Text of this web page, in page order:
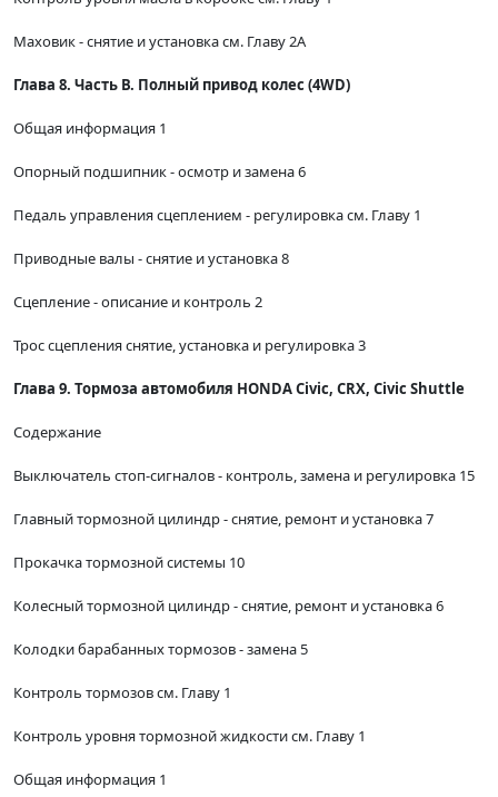
Маховик - снятие и установка см. Главу 2А
Глава 8. Часть В. Полный привод колес (4WD)
Общая информация 1
Опорный подшипник - осмотр и замена 6
Педаль управления сцеплением - регулировка см. Главу 1
Приводные валы - снятие и установка 8
Сцепление - описание и контроль 2
Трос сцепления снятие, установка и регулировка 3
Глава 9. Тормоза автомобиля HONDA Civic, CRX, Civic Shuttle
Содержание
Выключатель стоп-сигналов - контроль, замена и регулировка 15
Главный тормозной цилиндр - снятие, ремонт и установка 7
Прокачка тормозной системы 10
Колесный тормозной цилиндр - снятие, ремонт и установка 6
Колодки барабанных тормозов - замена 5
Контроль тормозов см. Главу 1
Контроль уровня тормозной жидкости см. Главу 1
Общая информация 1